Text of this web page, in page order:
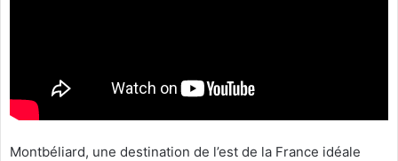
Montbéliard, une destination de l’est de la France idéale